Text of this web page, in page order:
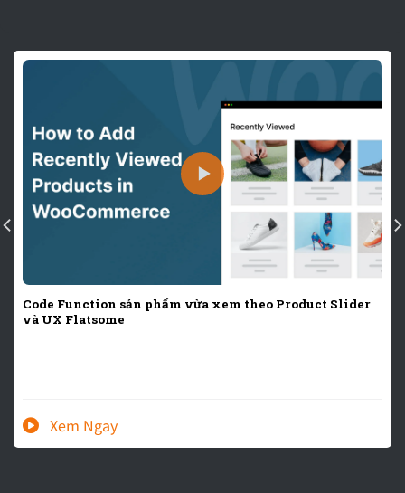
Code Function sản phẩm vừa xem theo Product Slider
và UX Flatsome